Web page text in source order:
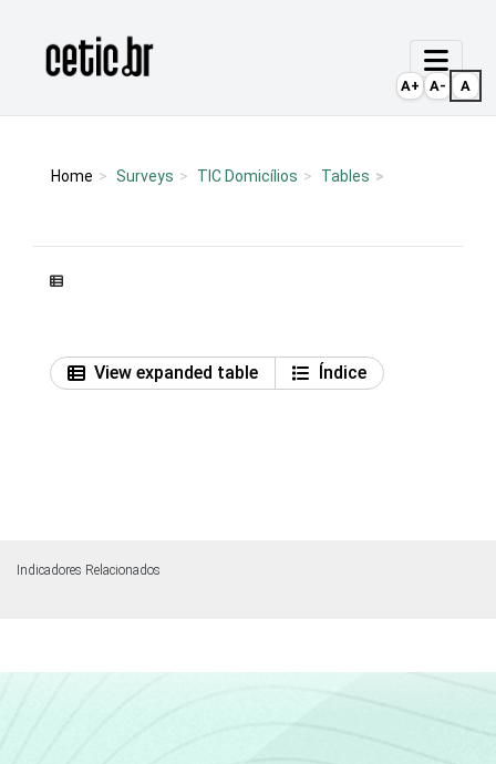
Página inicial
Home Surveys TIC Domicílios Tables
View expanded table Índice
Indicadores Relacionados
A+ A- A